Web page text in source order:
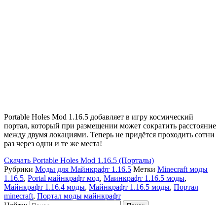
Portable Holes Mod 1.16.5 добавляет в игру космический
портал, который при размещении может сократить расстояние
между двумя локациями. Теперь не придётся проходить сотни
раз через одни и те же места!
Скачать Portable Holes Mod 1.16.5 (Порталы)
Рубрики Моды для Майнкрафт 1.16.5 Метки Minecraft моды
1.16.5, Portal майнкрафт мод, Маинкрафт 1.16.5 моды,
Майнкрафт 1.16.4 моды, Майнкрафт 1.16.5 моды, Портал
minecraft, Портал моды майнкрафт